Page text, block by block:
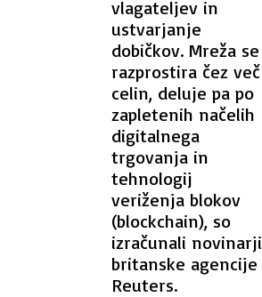
vlagateljev in
ustvarjanje
dobičkov. Mreža se
razprostira čez več
celin, deluje pa po
zapletenih načelih
digitalnega
trgovanja in
tehnologij
veriženja blokov
(blockchain), so
izračunali novinarji
britanske agencije
Reuters.